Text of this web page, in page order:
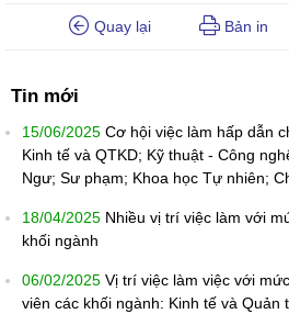
Quay lại Bản in
Tin mới
15/06/2025 Cơ hội việc làm hấp dẫn
Kinh tế và QTKD; Kỹ thuật - Công
Ngư; Sư phạm; Khoa học Tự nhiên;
18/04/2025 Nhiều vị trí việc làm với
khối ngành
06/02/2025 Vị trí việc làm việc với
viên các khối ngành: Kinh tế và Quản